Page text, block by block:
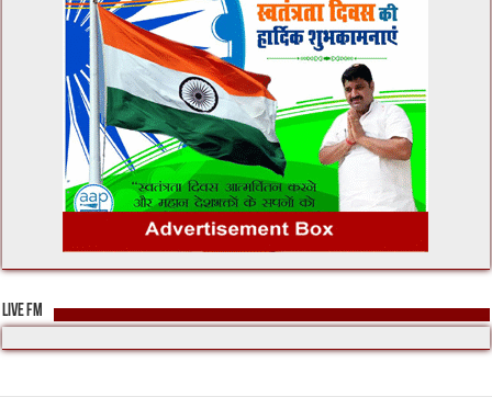
LIVE FM